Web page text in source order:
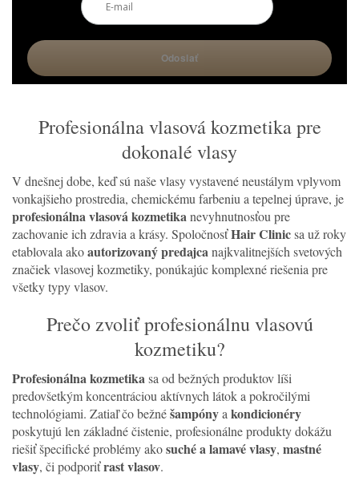
Profesionálna vlasová kozmetika pre
dokonalé vlasy
V dnešnej dobe, keď sú naše vlasy vystavené neustálym vplyvom
vonkajšieho prostredia, chemickému farbeniu a tepelnej úprave, je
profesionálna vlasová kozmetikanevyhnutnosťou pre
zachovanie ich zdravia a krásy. SpoločnosťHair Clinicsa už roky
etablovala akoautorizovaný predajcanajkvalitnejších svetových
značiek vlasovej kozmetiky, ponúkajúc komplexné riešenia pre
všetky typy vlasov.
Prečo zvoliť profesionálnu vlasovú
kozmetiku?
Profesionálna kozmetikasa od bežných produktov líši
predovšetkým koncentráciou aktívnych látok a pokročilými
technológiami. Zatiaľ čo bežnéšampónya kondicionéry
poskytujú len základné čistenie, profesionálne produkty dokážu
riešiť špecifické problémy akosuché a lamavé vlasy, mastné
vlasy, či podporiťrast vlasov.